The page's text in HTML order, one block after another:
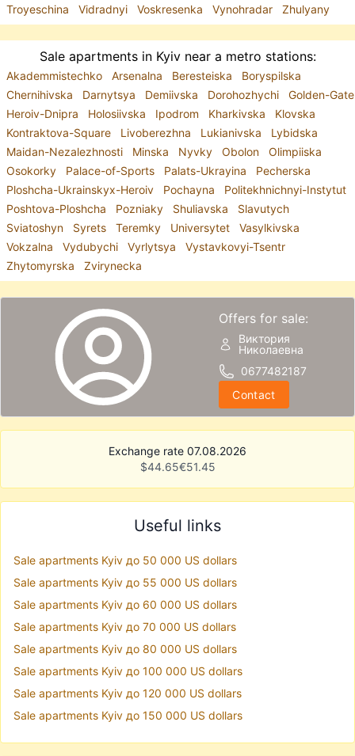
Troyeschina Vidradnyi Voskresenka Vynohradar Zhulyany
Sale apartments in Kyiv near a metro stations:
Akademmistechko Arsenalna Beresteiska
Boryspilska
Chernihivska
Darnytsya Demiivska Dorohozhychi
Golden-Gate
Heroiv-Dnipra
Holosiivska Ipodrom Kharkivska
Klovska
Kontraktova-Square
Livoberezhna Lukianivska
Lybidska
Maidan-Nezalezhnosti
Minska Nyvky Obolon
Olimpiiska
Osokorky
Palace-of-Sports Palats-Ukrayina
Pecherska
Ploshcha-Ukrainskyx-Heroiv
Pochayna
Politekhnichnyi-Instytut
Poshtova-Ploshcha
Pozniaky Shuliavska
Slavutych
Sviatoshyn
Syrets Teremky Universytet
Vasylkivska
Vokzalna
Vydubychi Vyrlytsya
Vystavkovyi-Tsentr
Zhytomyrska
Zvirynecka
Offers for sale:
Виктория
Николаевна
0677482187
Contact
Exchange rate 07.08.2026
$44.65€51.45
Useful links
Sale apartments Kyiv до 50 000 US dollars
Sale apartments Kyiv до 55 000 US dollars
Sale apartments Kyiv до 60 000 US dollars
Sale apartments Kyiv до 70 000 US dollars
Sale apartments Kyiv до 80 000 US dollars
Sale apartments Kyiv до 100 000 US dollars
Sale apartments Kyiv до 120 000 US dollars
Sale apartments Kyiv до 150 000 US dollars